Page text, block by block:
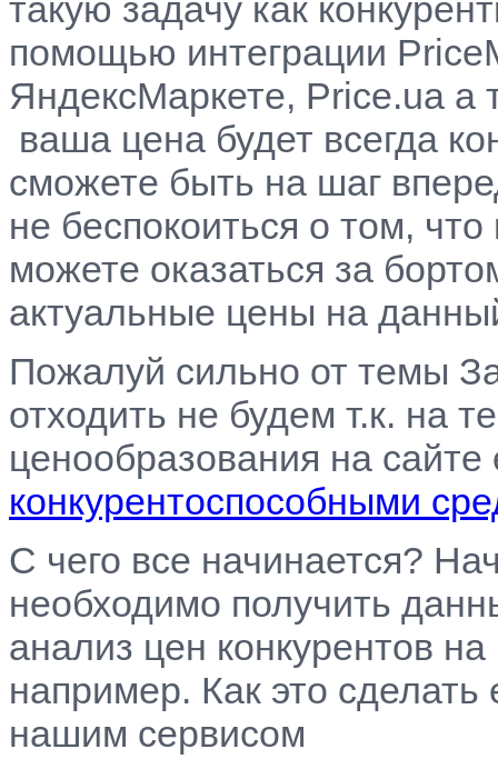
такую задачу как
помощью интеграции
ЯндексМаркете, Price.ua а
ваша цена будет всегда
сможете быть на шаг
не беспокоиться о том,
можете оказаться за
актуальные цены на
Пожалуй сильно от темы
отходить не будем т.к. на
ценообразования на сайте
конкурентоспособными
С чего все начинается?
необходимо получить
анализ цен конкурентов
например. Как это
нашим сервисом